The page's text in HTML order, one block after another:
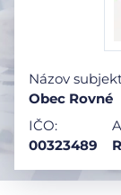
Názov
Obec Rovné
IČO:
00323489